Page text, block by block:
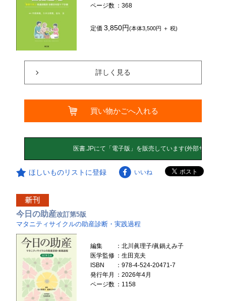
ページ数 ：368
定価3,850円(本体3,500円 ＋ 税)
詳しく見る
買い物かごへ入れる
ほしいものリストに登録 いいね
今日の助産改訂第5版
マタニティサイクルの助産診断・実践過程
編集
：北川眞理子/眞鍋えみ子
医学監修 ：生田克夫
ISBN
：978-4-524-20471-7
発行年月
：2026年4月
ページ数 ：1158